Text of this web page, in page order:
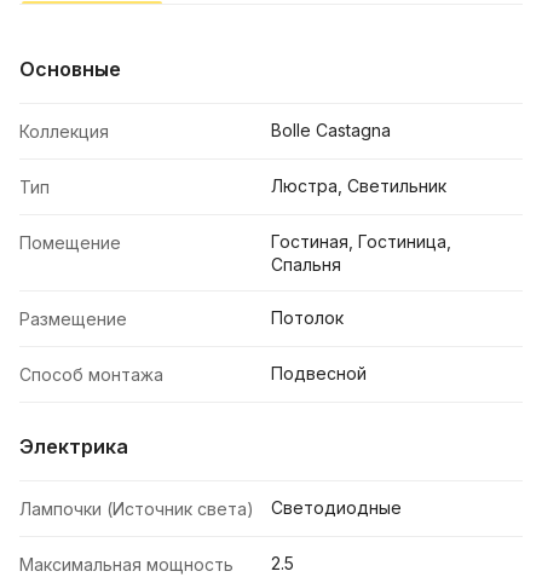
Основные
Коллекция Bolle Castagna
Тип Люстра, Светильник
Помещение
Гостиная, Гостиница,
Спальня
Размещение Потолок
Способ монтажа Подвесной
Электрика
Лампочки (Источник света) Светодиодные
Максимальная мощность
2.5